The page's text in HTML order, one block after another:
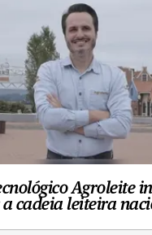
Agroleite
cadeia leiteira